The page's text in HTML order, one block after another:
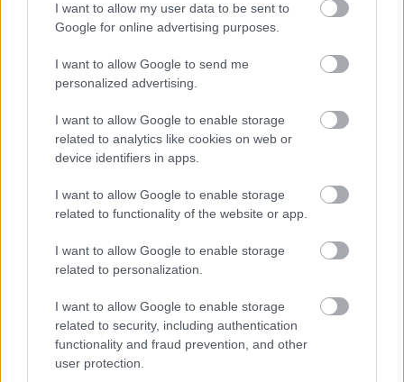
I want to allow my user data to be sent to
Google for online advertising purposes.
I want to allow Google to send me
personalized advertising.
I want to allow Google to enable storage
related to analytics like cookies on web or
device identifiers in apps.
I want to allow Google to enable storage
related to functionality of the website or app.
I want to allow Google to enable storage
related to personalization.
I want to allow Google to enable storage
related to security, including authentication
functionality and fraud prevention, and other
user protection.
Élő zenekari kísérettel lép fel ma a
DSP a Corvintetőn
Lángoló Gitárok•2012. december 14.